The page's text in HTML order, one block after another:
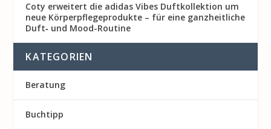
Coty erweitert die adidas Vibes Duftkollektion um
neue Körperpflegeprodukte – für eine ganzheitliche
Duft‑ und Mood-Routine
KATEGORIEN
Beratung
Buchtipp